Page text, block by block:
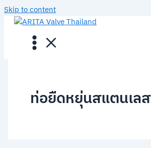
Skip to content
ท่อยืดหยุ่นสแตนเลส